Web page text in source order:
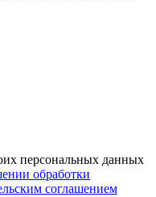
персональных данных
обработки
соглашением